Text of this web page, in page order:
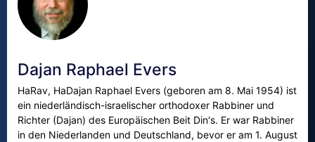
Dajan Raphael Evers
HaRav, HaDajan Raphael Evers (geboren am 8. Mai 1954) ist
ein niederländisch-israelischer orthodoxer Rabbiner und
Richter (Dajan) des Europäischen Beit Din's. Er war Rabbiner
in den Niederlanden und Deutschland, bevor er am 1. August